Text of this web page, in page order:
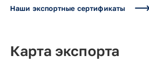
Наши экспортные сертификаты
Карта экспорта